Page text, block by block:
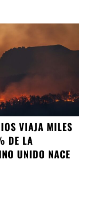
VIAJA MILES
DE LA
UNIDO NACE